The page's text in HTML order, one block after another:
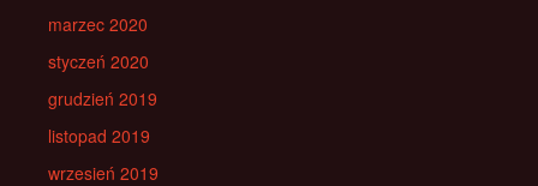
marzec 2020
styczeń 2020
grudzień 2019
listopad 2019
wrzesień 2019